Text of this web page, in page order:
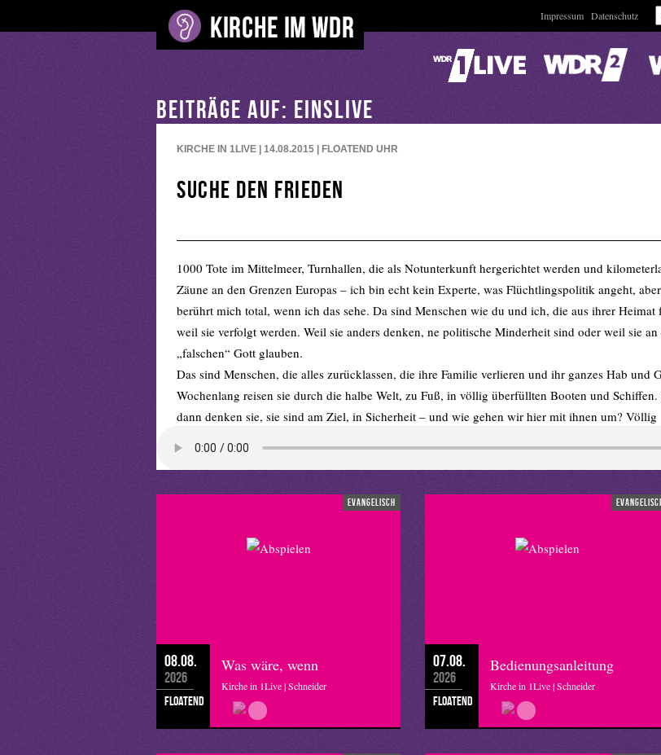
Impressum Datenschutz
BEITRÄGE AUF: EINSLIVE
KIRCHE IN 1LIVE | 14.08.2015 | FLOATEND UHR
Suche den Frieden
1000 Tote im Mittelmeer, Turnhallen, die als Notunterkunft hergerichtet werden und
Zäune an den Grenzen Europas – ich bin echt kein Experte, was Flüchtlingspolitik angeht,
berührt mich total, wenn ich das sehe. Da sind Menschen wie du und ich, die aus ihrer Heimat
weil sie verfolgt werden. Weil sie anders denken, ne politische Minderheit sind oder weil sie an
„falschen“ Gott glauben.
Das sind Menschen, die alles zurücklassen, die ihre Familie verlieren und ihr ganzes Hab und
Wochenlang reisen sie durch die halbe Welt, zu Fuß, in völlig überfüllten Booten und
dann denken sie, sie sind am Ziel, in Sicherheit – und wie gehen wir hier mit ihnen um? Völlig
Syrien, dem Irak oder Mecklenburg Vorpommern kommt. Ein Land, das aus Reichtum und
evangelisch
08.08.
2026
floatend
Was wäre, wenn
Kirche in 1Live | Schneider
07.08.
2026
floatend
Bedienungsanleitung
Kirche in 1Live | Schneider